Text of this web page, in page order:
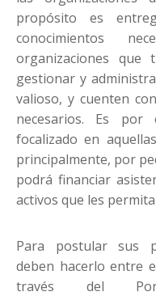
propósito es
conocimientos
organizaciones
gestionar y
valioso, y cuenten
necesarios. Es
focalizado en
principalmente, por
podrá financiar
activos que les
Para postular sus
deben hacerlo entre
través del